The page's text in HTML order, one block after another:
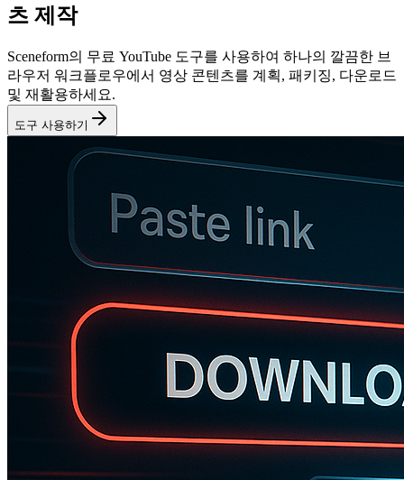
츠 제작
Sceneform의 무료 YouTube 도구를 사용하여 하나의 깔끔한 브
라우저 워크플로우에서 영상 콘텐츠를 계획, 패키징, 다운로드
및 재활용하세요.
도구 사용하기